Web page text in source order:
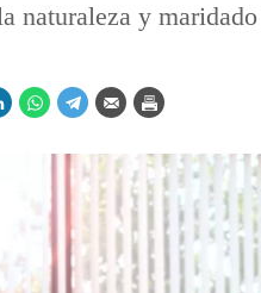
naturaleza y